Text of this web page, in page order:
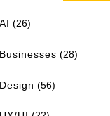
AI (26)
Businesses (28)
Design (56)